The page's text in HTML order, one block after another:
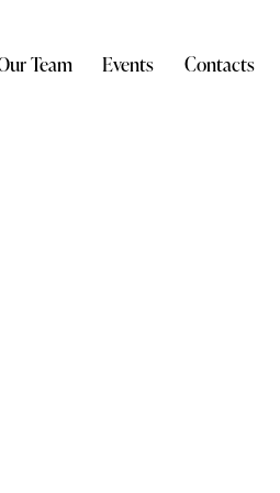
Team Events Contacts